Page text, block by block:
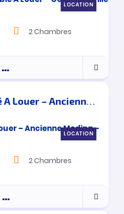
LOCATION
2Chambres
Dh
Maison Meublé A Louer – Ancienne Medina – Tanger
LOCATION
2Chambres
Dh